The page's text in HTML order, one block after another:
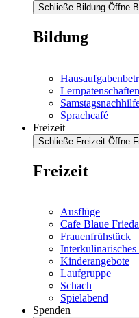
Schließe Bildung Öffne
Bildung
Lernpatenschaften
Sprachcafé
Freizeit
Schließe Freizeit Öffne
Freizeit
Ausflüge
Cafe Blaue Frieda
Frauenfrühstück
Kinderangebote
Laufgruppe
Schach
Spielabend
Spenden